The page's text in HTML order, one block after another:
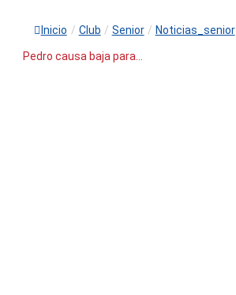
Inicio / Club / Senior / Noticias_senior
Pedro causa baja para...